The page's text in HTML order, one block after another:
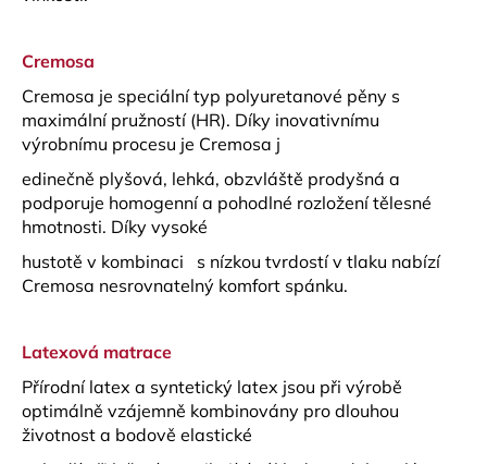
Cremosa
Cremosa je speciální typ polyuretanové pěny s
maximální pružností (HR). Díky inovativnímu
výrobnímu procesu je Cremosa j
edinečně plyšová, lehká, obzvláště prodyšná a
podporuje homogenní a pohodlné rozložení tělesné
hmotnosti. Díky vysoké
hustotě v kombinaci s nízkou tvrdostí v tlaku nabízí
Cremosa nesrovnatelný komfort spánku.
Latexová matrace
Přírodní latex a syntetický latex jsou při výrobě
optimálně vzájemně kombinovány pro dlouhou
životnost a bodově elastické